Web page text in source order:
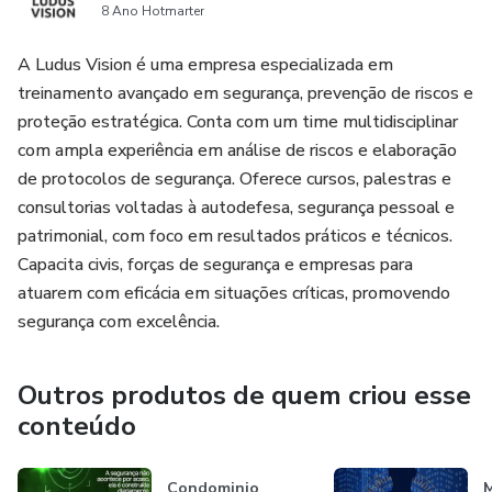
saúde, logística, entre outras
Os impactos éticos, sociais e legais do uso da IA na
Como integrar psicopedagogia, andragogia e tecnologia no
ensino
Mais do que conteúdo: uma obra que inspira, ensina e
coordenadores técnicos, instrutores de cursos livres e
todos que ensinam, treinam ou transmitem conhecimento.
ISBN internacional: 978-65-00-94504-3
8 Ano Hotmarter
A Ludus Vision é uma empresa especializada em
treinamento avançado em segurança, prevenção de riscos e
proteção estratégica. Conta com um time multidisciplinar
com ampla experiência em análise de riscos e elaboração
de protocolos de segurança. Oferece cursos, palestras e
consultorias voltadas à autodefesa, segurança pessoal e
patrimonial, com foco em resultados práticos e técnicos.
Capacita civis, forças de segurança e empresas para
atuarem com eficácia em situações críticas, promovendo
segurança com excelência.
Outros produtos de quem criou esse
conteúdo